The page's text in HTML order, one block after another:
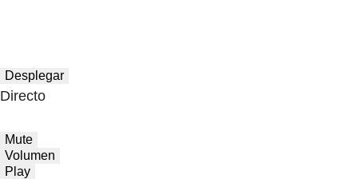
Desplegar
Directo
Mute
Volumen
Play